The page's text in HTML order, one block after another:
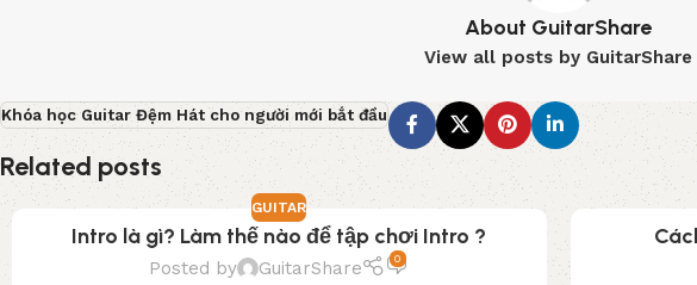
About GuitarShare
View all posts by GuitarShare
Khóa học Guitar Đệm Hát cho người mới bắt đầu
Related posts
GUITAR
Intro là gì? Làm thế nào để tập chơi Intro ?
Posted by GuitarShare 0